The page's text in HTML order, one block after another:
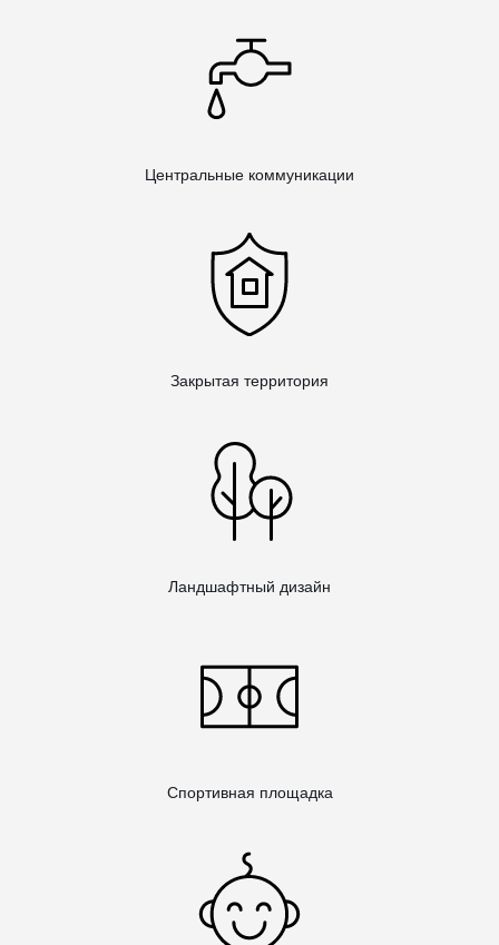
Центральные коммуникации
Закрытая территория
Ландшафтный дизайн
Спортивная площадка